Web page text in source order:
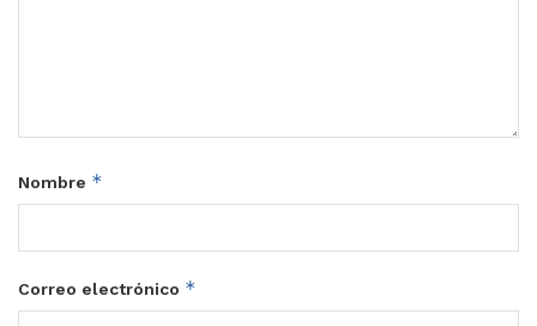
Nombre *
Correo electrónico *